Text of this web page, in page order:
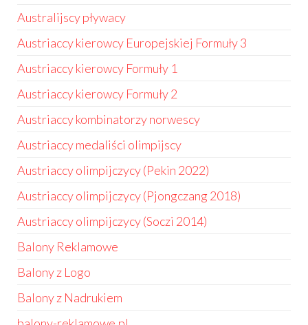
Australijscy pływacy
Austriaccy kierowcy Europejskiej Formuły 3
Austriaccy kierowcy Formuły 1
Austriaccy kierowcy Formuły 2
Austriaccy kombinatorzy norwescy
Austriaccy medaliści olimpijscy
Austriaccy olimpijczycy (Pekin 2022)
Austriaccy olimpijczycy (Pjongczang 2018)
Austriaccy olimpijczycy (Soczi 2014)
Balony Reklamowe
Balony z Logo
Balony z Nadrukiem